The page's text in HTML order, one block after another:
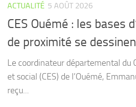
ACTUALITÉ 5 AOÛT 2026
CES Ouémé : les bases
de proximité se
Le coordinateur départemental du
et social (CES) de l’Ouémé,
reçu...